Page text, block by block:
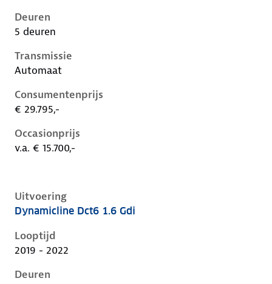
Deuren
5 deuren
Transmissie
Automaat
Consumentenprijs
€ 29.795,-
Occasionprijs
v.a. € 15.700,-
Uitvoering
Kia Niro i-de-1e-facelift, 1.6 gdi, 104 kW, Hybride
Dynamicline Dct6 1.6 Gdi
Looptijd
2019 - 2022
Deuren